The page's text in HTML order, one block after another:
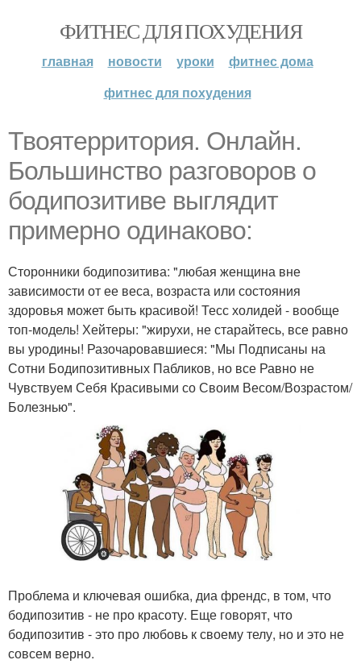
ФИТНЕС ДЛЯ ПОХУДЕНИЯ
главная новости уроки
фитнес дома
фитнес для похудения
Твоятерритория. Онлайн.
Большинство разговоров о
бодипозитиве выглядит
примерно одинаково:
Сторонники бодипозитива: "любая женщина вне
зависимости от ее веса, возраста или состояния
здоровья может быть красивой! Тесс холидей - вообще
топ-модель! Хейтеры: "жирухи, не старайтесь, все равно
вы уродины! Разочаровавшиеся: "Мы Подписаны на
Сотни Бодипозитивных Пабликов, но все Равно не
Чувствуем Себя Красивыми со Своим Весом/Возрастом/
Болезнью".
Проблема и ключевая ошибка, диа френдс, в том, что
бодипозитив - не про красоту. Еще говорят, что
бодипозитив - это про любовь к своему телу, но и это не
совсем верно.